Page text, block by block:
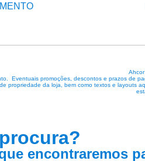
Eventuais promoções, descontos e prazos de
propriedade da loja, bem como textos e layouts
encontraremos